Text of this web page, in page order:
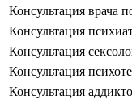
Консультация врача
Консультация
Консультация
Консультация
Консультация